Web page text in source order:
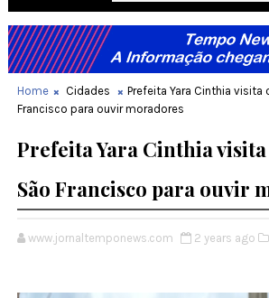
Home Cidades
Prefeita Yara Cinthia visita
Francisco para ouvir moradores
Prefeita Yara Cinthia
São Francisco para ouvir
www.jornaltemponews.com 2 years ago